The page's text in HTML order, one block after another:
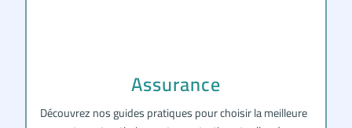
Assurance
Découvrez nos guides pratiques pour choisir la meilleure